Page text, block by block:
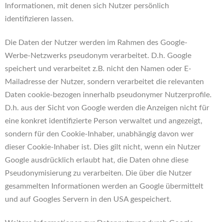
Informationen, mit denen sich Nutzer persönlich
identifizieren lassen.
Die Daten der Nutzer werden im Rahmen des Google-
Werbe-Netzwerks pseudonym verarbeitet. D.h. Google
speichert und verarbeitet z.B. nicht den Namen oder E-
Mailadresse der Nutzer, sondern verarbeitet die relevanten
Daten cookie-bezogen innerhalb pseudonymer Nutzerprofile.
D.h. aus der Sicht von Google werden die Anzeigen nicht für
eine konkret identifizierte Person verwaltet und angezeigt,
sondern für den Cookie-Inhaber, unabhängig davon wer
dieser Cookie-Inhaber ist. Dies gilt nicht, wenn ein Nutzer
Google ausdrücklich erlaubt hat, die Daten ohne diese
Pseudonymisierung zu verarbeiten. Die über die Nutzer
gesammelten Informationen werden an Google übermittelt
und auf Googles Servern in den USA gespeichert.